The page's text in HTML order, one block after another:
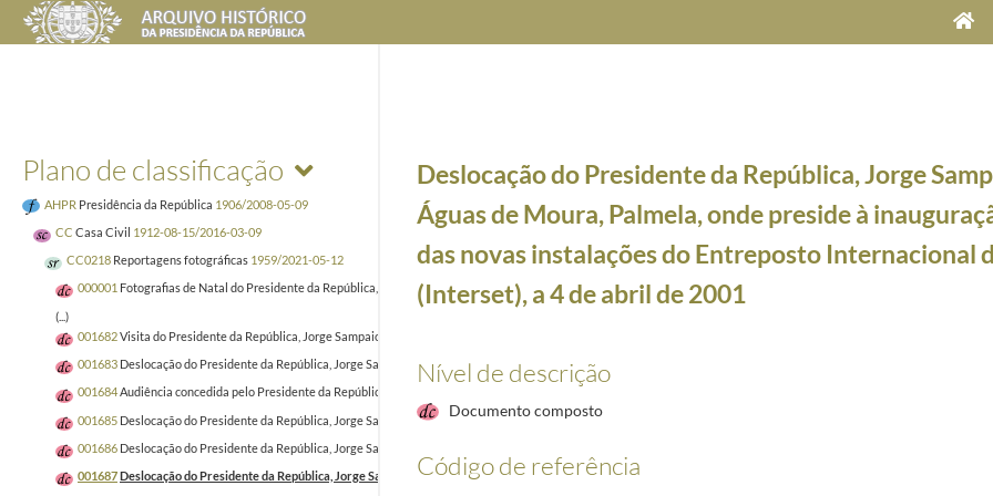
Plano de classificação
AHPR Presidência da República 1906/2008-05-09
CC Casa Civil 1912-08-15/2016-03-09
CC0218 Reportagens fotográficas 1959/2021-05-12
000001 Fotografias de Natal do Presidente da República, Aníbal Cavaco Silva e Maria Cavaco Silva, a 5 de dezembro de 20122012-12-05/2012-12-05
(...)
001682Visita do Presidente da República, Jorge Sampaio, às instalações do "Welcome Center de Lisboa", a 28 de março de 2001
001683 Deslocação do Presidente da República, Jorge Sampaio, ao Auditório da Faculdade de Direito de Coimbra por ocasião do Congresso Internacional sobre Jornalismo e
001684Audiência concedida pelo Presidente da República, Jorge Sampaio, ao Ministro da Administração Interna, Nuno Severiano Teixeira, a 2 de abril de 2001
001685 Deslocação do Presidente da República, Jorge Sampaio, ao Palácio Nacional de Queluz, por ocasião da Entrega do Prémio Pessoa 2000, ao Compositor Emmanuel
001686 Deslocação do Presidente da República, Jorge Sampaio, à Faculdade de Direito da Universidade de Coimbra, por ocasião da inauguração do novo anfiteatro e a
001687Deslocação do Presidente da República, Jorge Sampaio, a Águas de Moura, Palmela, onde preside à inauguração oficial das novas instalações do Entreposto
Deslocação do Presidente da República, Jorge
Águas de Moura, Palmela, onde preside à
das novas instalações do Entreposto Internacional
(Interset), a 4 de abril de 2001
Nível de descrição
Documento composto
Código de referência